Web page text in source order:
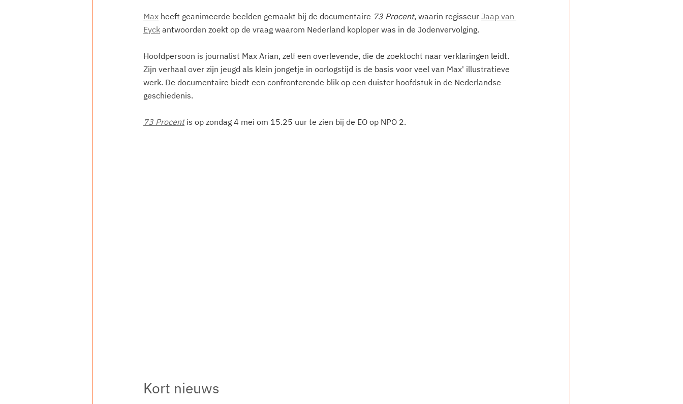
Max heeft geanimeerde beelden gemaakt bij de documentaire 73 Procent, waarin regisseur Jaap van
Eyck antwoorden zoekt op de vraag waarom Nederland koploper was in de Jodenvervolging.
Hoofdpersoon is journalist Max Arian, zelf een overlevende, die de zoektocht naar verklaringen leidt.
Zijn verhaal over zijn jeugd als klein jongetje in oorlogstijd is de basis voor veel van Max' illustratieve
werk. De documentaire biedt een confronterende blik op een duister hoofdstuk in de Nederlandse
geschiedenis.
73 Procent is op zondag 4 mei om 15.25 uur te zien bij de EO op NPO 2.
Kort nieuws